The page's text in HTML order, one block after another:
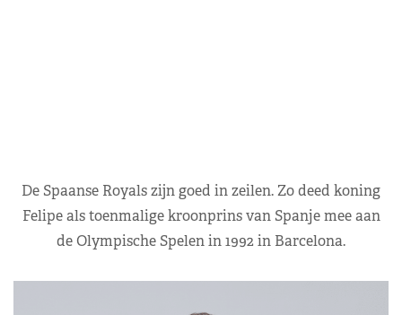
De Spaanse Royals zijn goed in zeilen. Zo deed koning
Felipe als toenmalige kroonprins van Spanje mee aan
de Olympische Spelen in 1992 in Barcelona.